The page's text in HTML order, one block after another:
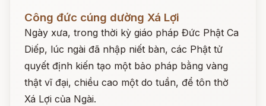
Công đức cúng dường Xá Lợi
Ngày xưa, trong thời kỳ giáo pháp Đức Phật Ca
Diếp, lúc ngài đã nhập niết bàn, các Phật tử
quyết định kiến tạo một bảo pháp bằng vàng
thật vĩ đại, chiều cao một do tuần, để tôn thờ
Xá Lợi của Ngài.